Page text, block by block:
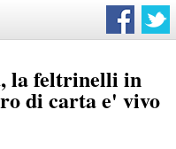
la feltrinelli in
di carta e' vivo